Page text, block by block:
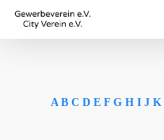
Skip
main
A B C D E F G H I J K